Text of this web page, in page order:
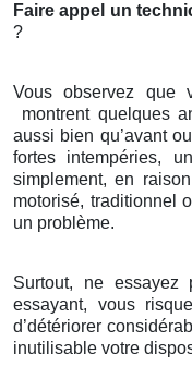
Faire appel un
?
Vous observez que
montrent quelques
aussi bien qu’avant
fortes intempéries,
simplement, en
motorisé, traditionnel
un problème.
Surtout, ne
essayant, vous
d’détériorer
inutilisable votre